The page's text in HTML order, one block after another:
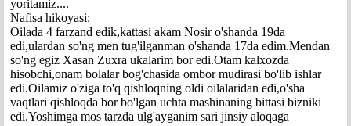
yoritamiz....
Nafisa hikoyasi:
Oilada 4 farzand edik,kattasi akam Nosir o'shanda 19da
edi,ulardan so'ng men tug'ilganman o'shanda 17da edim.Mendan
so'ng egiz Xasan Zuxra ukalarim bor edi.Otam kalxozda
hisobchi,onam bolalar bog'chasida ombor mudirasi bo'lib ishlar
edi.Oilamiz o'ziga to'q qishloqning oldi oilalaridan edi,o'sha
vaqtlari qishloqda bor bo'lgan uchta mashinaning bittasi bizniki
edi.Yoshimga mos tarzda ulg'ayganim sari jinsiy aloqaga